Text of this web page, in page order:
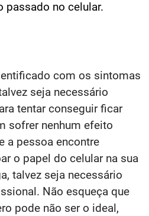
passado no celular.
com os sintomas
seja necessário
tentar conseguir ficar
sofrer nenhum efeito
a pessoa encontre
o papel do celular na sua
talvez seja necessário
Não esqueça que
pode não ser o ideal,